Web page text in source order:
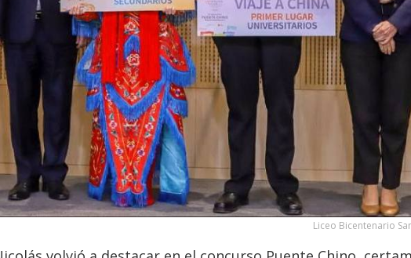
Liceo Bicentenario